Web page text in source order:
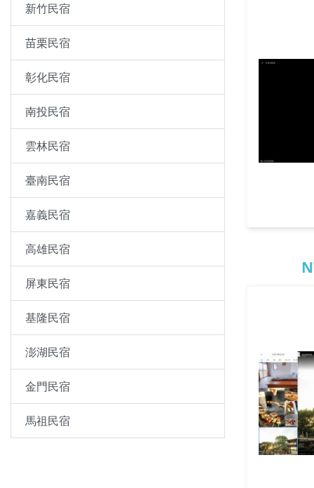
新竹民宿
苗栗民宿
彰化民宿
南投民宿
雲林民宿
臺南民宿
嘉義民宿
高雄民宿
屏東民宿
基隆民宿
澎湖民宿
金門民宿
馬祖民宿